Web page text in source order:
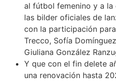
al fútbol femenino y a
las bilder oficiales de
con la participación
Trecco, Sofía
Giuliana González
Y que con el fin delete
una renovación hasta